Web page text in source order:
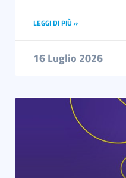
LEGGI DI PIÙ »
16 Luglio 2026